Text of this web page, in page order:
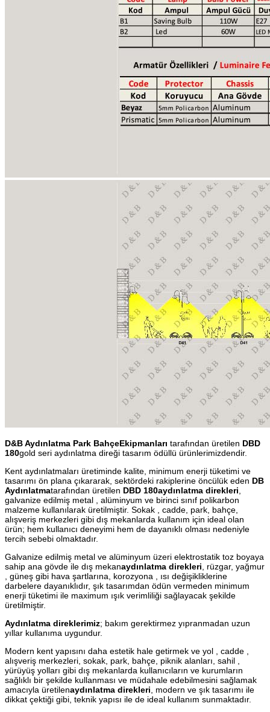
D&B Aydınlatma Park BahçeEkipmanları tarafından üretilen DBD
180gold seri aydınlatma direği tasarım ödüllü ürünlerimizdendir.
Kent aydınlatmaları üretiminde kalite, minimum enerji tüketimi ve
tasarımı ön plana çıkararak, sektördeki rakiplerine öncülük eden DB
Aydınlatmatarafından üretilen DBD 180aydınlatma direkleri
galvanize edilmiş metal , alüminyum ve birinci sınıf polikarbon
malzeme kullanılarak üretilmiştir. Sokak , cadde, park, bahçe,
alışveriş merkezleri gibi dış mekanlarda kullanım için ideal olan
ürün; hem kullanıcı deneyimi hem de dayanıklı olması nedeniyle
tercih sebebi olmaktadır.
Galvanize edilmiş metal ve alüminyum üzeri elektrostatik toz boyaya
sahip ana gövde ile dış mekanaydınlatma direkleri , rüzgar, yağmur
, güneş gibi hava şartlarına, korozyona , ısı değişikliklerine
darbelere dayanıklıdır, şık tasarımdan ödün vermeden minimum
enerji tüketimi ile maximum ışık verimliliği sağlayacak şekilde
üretilmiştir.
Aydınlatma direklerimiz; bakım gerektirmez yıpranmadan uzun
yıllar kullanıma uygundur.
Modern kent yapısını daha estetik hale getirmek ve yol , cadde ,
alışveriş merkezleri, sokak, park, bahçe, piknik alanları, sahil ,
yürüyüş yolları gibi dış mekanlarda kullanıcıların ve kurumların
sağlıklı bir şekilde kullanması ve müdahale edebilmesini sağlamak
amacıyla üretilenaydınlatma direkleri , modern ve şık tasarımı ile
dikkat çektiği gibi, teknik yapısı ile de ideal kullanım sunmaktadır.